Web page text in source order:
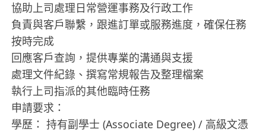
協助上司處理日常營運事務及行政工作
負責與客戶聯繫，跟進訂單或服務進度，確保任務
按時完成
回應客戶查詢，提供專業的溝通與支援
處理文件紀錄、撰寫常規報告及整理檔案
執行上司指派的其他臨時任務
申請要求：
學歷： 持有副學士 (Associate Degree) / 高級文憑